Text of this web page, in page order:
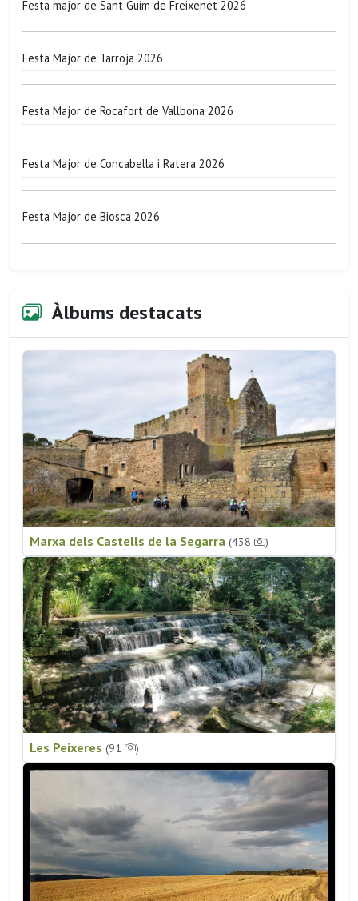
Festa major de Sant Guim de Freixenet 2026
Festa Major de Tarroja 2026
Festa Major de Rocafort de Vallbona 2026
Festa Major de Concabella i Ratera 2026
Festa Major de Biosca 2026
Àlbums destacats
Marxa dels Castells de la Segarra (438 )
Les Peixeres (91 )